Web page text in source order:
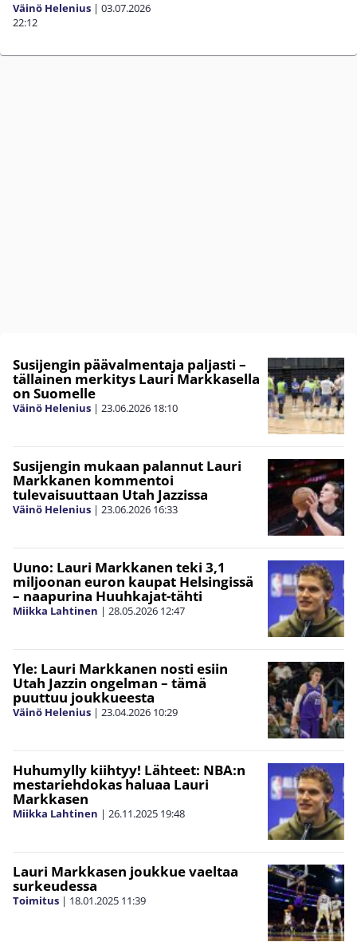
Väinö Helenius | 03.07.2026
22:12
Susijengin päävalmentaja paljasti –
tällainen merkitys Lauri Markkasella
on Suomelle
Väinö Helenius | 23.06.2026 18:10
Susijengin mukaan palannut Lauri
Markkanen kommentoi
tulevaisuuttaan Utah Jazzissa
Väinö Helenius | 23.06.2026 16:33
Uuno: Lauri Markkanen teki 3,1
miljoonan euron kaupat Helsingissä
– naapurina Huuhkajat-tähti
Miikka Lahtinen | 28.05.2026 12:47
Yle: Lauri Markkanen nosti esiin
Utah Jazzin ongelman – tämä
puuttuu joukkueesta
Väinö Helenius | 23.04.2026 10:29
Huhumylly kiihtyy! Lähteet: NBA:n
mestariehdokas haluaa Lauri
Markkasen
Miikka Lahtinen | 26.11.2025 19:48
Lauri Markkasen joukkue vaeltaa
surkeudessa
Toimitus | 18.01.2025 11:39